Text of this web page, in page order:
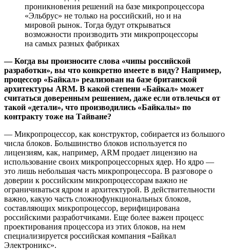
проникновения решений на базе микропроцессора
«Эльбрус» не только на российский, но и на
мировой рынок. Тогда будут открываться
возможности производить эти микропроцессоры
на самых разных фабриках
— Когда вы произносите слова «чипы российской
разработки», вы что конкретно имеете в виду? Например,
процессор «Байкал» реализован на базе британской
архитектуры ARM. В какой степени «Байкал» может
считаться доверенным решением, даже если отвлечься от
такой «детали», что производились «Байкалы» по
контракту тоже на Тайване?
— Микропроцессор, как конструктор, собирается из большого
числа блоков. Большинство блоков используется по
лицензиям, как, например, ARM продает лицензию на
использование своих микропроцессорных ядер. Но ядро —
это лишь небольшая часть микропроцессора. В разговоре о
доверии к российским микропроцессорам важно не
ограничиваться ядром и архитектурой. В действительности
важно, какую часть сложнофункциональных блоков,
составляющих микропроцессор, верифицирована
российскими разработчиками. Еще более важен процесс
проектирования процессора из этих блоков, на нем
специализируется российская компания «Байкал
Электроникс».